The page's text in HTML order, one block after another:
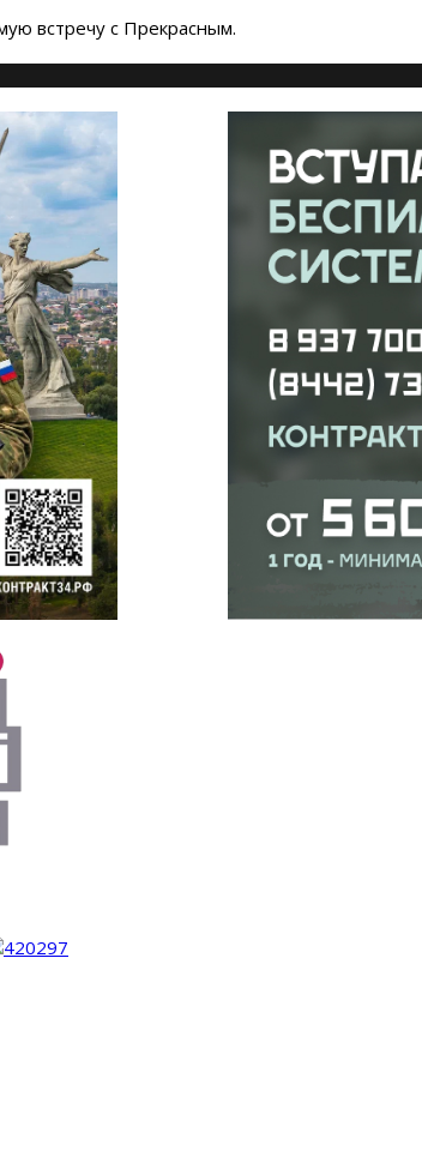
встречу с Прекрасным.